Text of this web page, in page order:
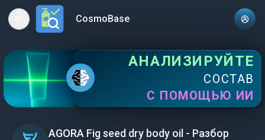
Open main menuCosmoBase
АНАЛИЗИРУЙТЕ
СОСТАВ
С ПОМОЩЬЮ ИИ
AGORA Fig seed dry body oil - Разбор